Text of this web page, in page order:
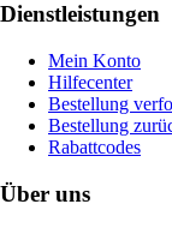
Dienstleistungen
Mein Konto
Hilfecenter
Bestellung
Bestellung
Rabattcodes
Über uns